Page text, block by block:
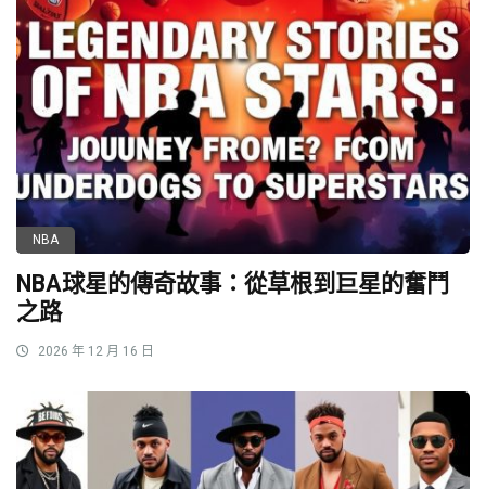
NBA
NBA球星的傳奇故事：從草根到巨星的奮鬥
之路
2026 年 12 月 16 日